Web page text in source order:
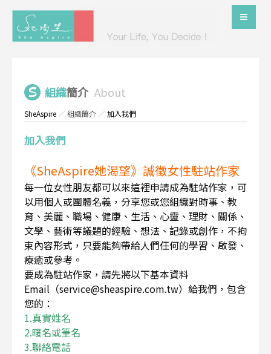
組織簡介 About
SheAspire ／組織簡介 ／加入我們
加入我們
《SheAspire她渴望》誠徵女性駐站作家
每一位女性朋友都可以來這裡申請成為駐站作家，可
以用個人或團體名義，分享您或您組織對時事、教
育、美麗、職場、健康、生活、心靈、理財、關係、
文學、藝術等議題的經驗、想法、記錄或創作，不拘
束內容形式，只要能夠帶給人們任何的學習、啟發、
療癒或參考。
要成為駐站作家，請先將以下基本資料
Email（service@sheaspire.com.tw）給我們，包含
您的：
1.真實姓名
2.暱名或筆名
3.聯絡電話